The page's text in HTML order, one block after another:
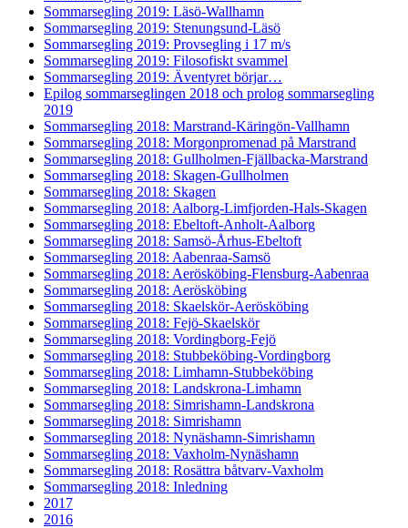
Sommarsegling 2019: Läsö-Wallhamn
Sommarsegling 2019: Stenungsund-Läsö
Sommarsegling 2019: Provsegling i 17 m/s
Sommarsegling 2019: Filosofiskt svammel
Sommarsegling 2019: Äventyret börjar…
Epilog sommarseglingen 2018 och prolog sommarsegling
2019
Sommarsegling 2018: Marstrand-Käringön-Vallhamn
Sommarsegling 2018: Morgonpromenad på Marstrand
Sommarsegling 2018: Gullholmen-Fjällbacka-Marstrand
Sommarsegling 2018: Skagen-Gullholmen
Sommarsegling 2018: Skagen
Sommarsegling 2018: Aalborg-Limfjorden-Hals-Skagen
Sommarsegling 2018: Ebeltoft-Anholt-Aalborg
Sommarsegling 2018: Samsö-Århus-Ebeltoft
Sommarsegling 2018: Aabenraa-Samsö
Sommarsegling 2018: Aerösköbing-Flensburg-Aabenraa
Sommarsegling 2018: Aerösköbing
Sommarsegling 2018: Skaelskör-Aerösköbing
Sommarsegling 2018: Fejö-Skaelskör
Sommarsegling 2018: Vordingborg-Fejö
Sommarsegling 2018: Stubbeköbing-Vordingborg
Sommarsegling 2018: Limhamn-Stubbeköbing
Sommarsegling 2018: Landskrona-Limhamn
Sommarsegling 2018: Simrishamn-Landskrona
Sommarsegling 2018: Simrishamn
Sommarsegling 2018: Nynäshamn-Simrishamn
Sommarsegling 2018: Vaxholm-Nynäshamn
Sommarsegling 2018: Rosättra båtvarv-Vaxholm
Sommarsegling 2018: Inledning
2017
2016